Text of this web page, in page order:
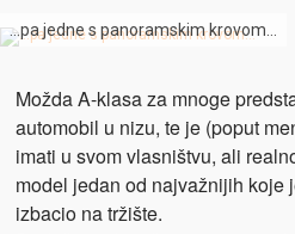
…pa jedne s panoramskim krovom…
Možda A-klasa za mnoge
automobil u nizu, te je (poput
imati u svom vlasništvu, ali
model jedan od najvažnijih koje
izbacio na tržište.